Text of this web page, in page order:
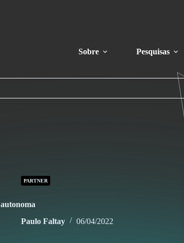
Sobre Pesquisas
PARTNER
autonoma
Paulo Faltay
06/04/2022